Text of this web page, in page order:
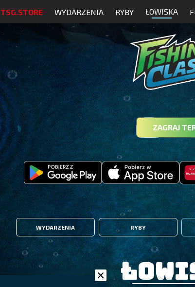
TSG.STORE WYDARZENIA RYBY ŁOWISKA
ZAGRAJ
WYDARZENIA RYBY